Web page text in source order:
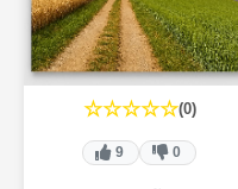
☆☆☆☆☆(0)
9 0